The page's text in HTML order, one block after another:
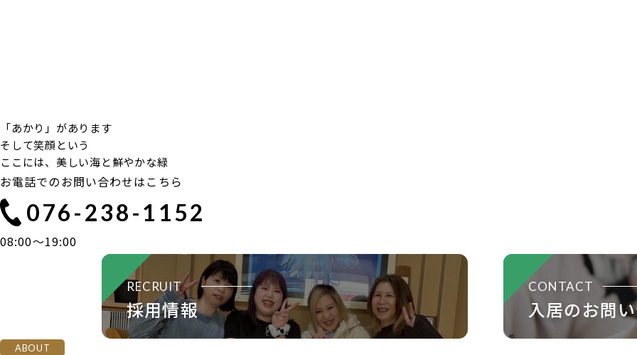
「あかり」があります
そして笑顔という
ここには、美しい海と鮮やかな緑
お電話でのお問い合わせはこちら
076-238-1152
08:00〜19:00
RECRUIT
採用情報
CONTACT
入居のお問
ABOUT